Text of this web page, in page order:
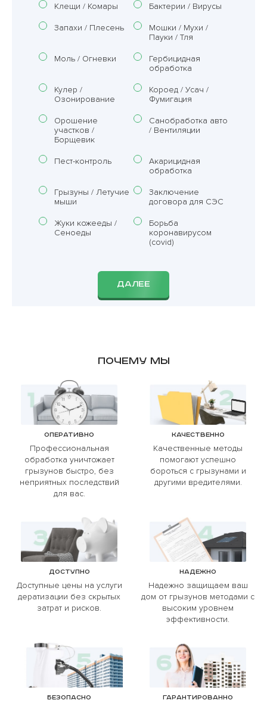
Клещи / Комары Бактерии / Вирусы
Запахи / Плесень
Мошки / Мухи /
Пауки / Тля
Моль / Огневки
Гербицидная
обработка
Кулер /
Озонирование
Короед / Усач /
Фумигация
Орошение
участков /
Борщевик
Санобработка авто
/ Вентиляции
Пест-контроль
Акарицидная
обработка
Грызуны / Летучие
мыши
Заключение
договора для СЭС
Жуки кожееды /
Сеноеды
Борьба
коронавирусом
(covid)
ДАЛЕЕ
Почему мы
Оперативно
Профессиональная
обработка уничтожает
грызунов быстро, без
неприятных последствий
для вас.
Качественно
Качественные методы
помогают успешно
бороться с грызунами и
другими вредителями.
Доступно
Доступные цены на услуги
дератизации без скрытых
затрат и рисков.
Надежно
Надежно защищаем ваш
дом от грызунов методами с
высоким уровнем
эффективности.
Безопасно Гарантированно